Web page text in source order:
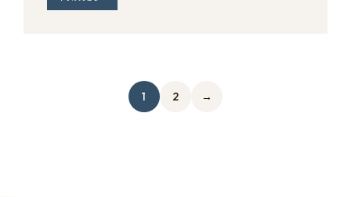
1 2 →